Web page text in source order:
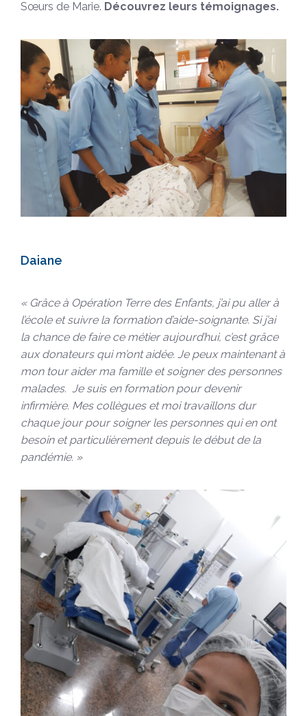
Sœurs de Marie. Découvrez leurs témoignages.
Daiane
« Grâce à Opération Terre des Enfants, j’ai pu aller à
l’école et suivre la formation d’aide-soignante. Si j’ai
la chance de faire ce métier aujourd’hui, c’est grâce
aux donateurs qui m’ont aidée. Je peux maintenant à
mon tour aider ma famille et soigner des personnes
malades. Je suis en formation pour devenir
infirmière. Mes collègues et moi travaillons dur
chaque jour pour soigner les personnes qui en ont
besoin et particulièrement depuis le début de la
pandémie. »